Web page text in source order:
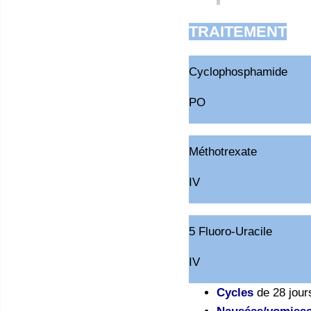
TRAITEMENT
Cyclophosphamide
PO
Méthotrexate
IV
5 Fluoro-Uracile
IV
Cycles de 28